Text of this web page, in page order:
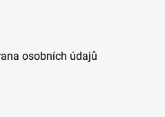
osobních údajů